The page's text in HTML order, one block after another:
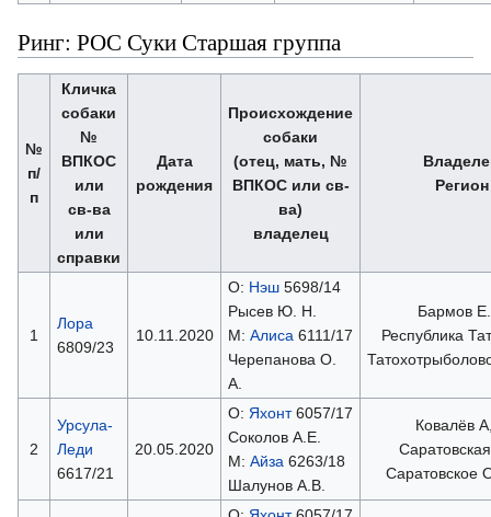
Ринг: РОС Суки Старшая группа
№
п/
п
Кличка
собаки
№
ВПКОС
или
св-ва
или
справки
Дата
рождения
Происхождение
собаки
(отец, мать, №
ВПКОС или св-
ва)
владелец
Регион
1
Лора
6809/23
10.11.2020
О: Нэш5698/14
Рысев Ю. Н.
М: Алиса 6111/17
Черепанова О.
А.
Бармов
Республика
2
Урсула-
Леди
6617/21
20.05.2020
О: Яхонт6057/17
Соколов А.Е.
М: Айза 6263/18
Шалунов А.В.
Ковалёв
Саратовское